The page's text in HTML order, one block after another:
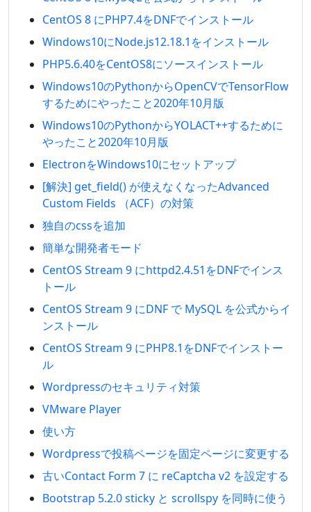
CentOS 8 にPHP7.4をDNFでインストール
Windows10にNode.js12.18.1をインストール
PHP5.6.40をCentOS8にソースインストール
Windows10のPythonからOpenCVでTensorFlow
するためにやったこと2020年10月版
Windows10のPythonからYOLACT++するために
やったこと2020年10月版
ElectronをWindows10にセットアップ
[解決] get_field() が使えなくなったAdvanced
Custom Fields （ACF）の対策
独自のcssを追加
簡単な開発者モード
CentOS Stream 9 にhttpd2.4.51をDNFでインス
トール
CentOS Stream 9 にDNF で MySQL を公式からイ
ンストール
CentOS Stream 9 にPHP8.1をDNFでインストー
ル
Wordpressのセキュリティ対策
VMware Player
使い方
Wordpressで投稿ページを固定ページに変更する
古いContact Form 7 に reCaptcha v2 を設定する
Bootstrap 5.2.0 sticky と scrollspy を同時に使う